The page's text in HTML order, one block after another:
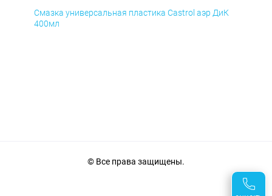
Смазка универсальная пластика Castrol аэр ДиК
400мл
© Все права защищены.